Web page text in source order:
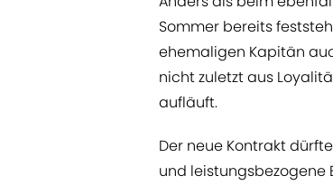
Sommer bereits
ehemaligen Kapitän
nicht zuletzt aus
aufläuft.
Der neue Kontrakt
und leistungsbezogene